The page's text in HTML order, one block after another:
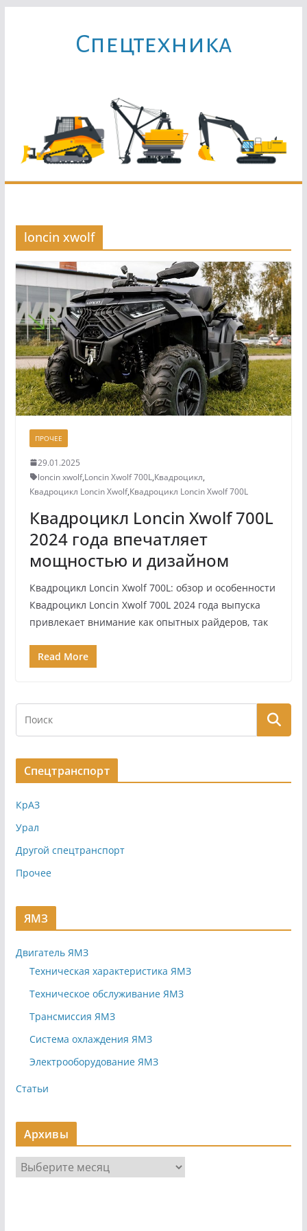
содержимомуCпецтехника
loncin xwolf
ПРОЧЕЕ
29.01.2025
loncin xwolf,Loncin Xwolf 700L,Квадроцикл,
Квадроцикл Loncin Xwolf,Квадроцикл Loncin Xwolf 700L
Квадроцикл Loncin Xwolf 700L
2024 года впечатляет
мощностью и дизайном
Квадроцикл Loncin Xwolf 700L: обзор и особенности
Квадроцикл Loncin Xwolf 700L 2024 года выпуска
привлекает внимание как опытных райдеров, так
Read More
Спецтранспорт
КрАЗ
Урал
Другой спецтранспорт
Прочее
ЯМЗ
Двигатель ЯМЗ
Техническая характеристика ЯМЗ
Техническое обслуживание ЯМЗ
Трансмиссия ЯМЗ
Система охлаждения ЯМЗ
Электрооборудование ЯМЗ
Статьи
Архивы
р